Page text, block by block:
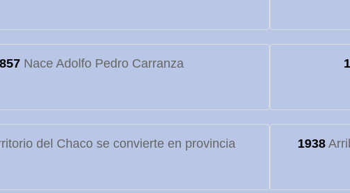
Nace Adolfo Pedro Carranza
del Chaco se convierte en provincia 1938